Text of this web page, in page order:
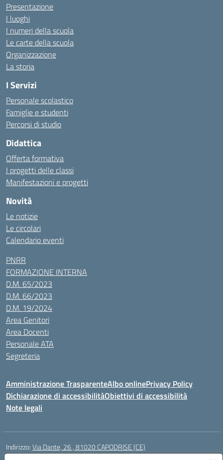
Presentazione
I luoghi
I numeri della scuola
Le carte della scuola
Organizzazione
La storia
I Servizi
Personale scolastico
Famiglie e studenti
Percorsi di studio
Didattica
Offerta formativa
I progetti delle classi
Manifestazioni e progetti
Novità
Le notizie
Le circolari
Calendario eventi
PNRR
FORMAZIONE INTERNA
D.M. 65/2023
D.M. 66/2023
D.M. 19/2024
Area Genitori
Area Docenti
Personale ATA
Segreteria
Amministrazione TrasparenteAlbo onlinePrivacy Policy
Dichiarazione di accessibilitàObiettivi di accessibilità
Note legali
Indirizzo:Via Dante, 26 , 81020 CAPODRISE (CE)
Centralino: